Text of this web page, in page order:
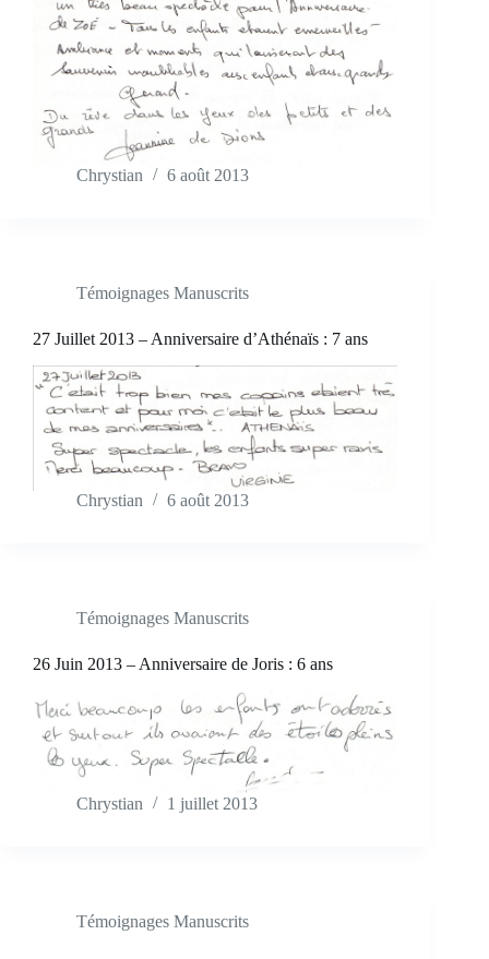
Chrystian 6 août 2013
Témoignages Manuscrits
27 Juillet 2013 – Anniversaire d’Athénaïs : 7 ans
Chrystian 6 août 2013
Témoignages Manuscrits
26 Juin 2013 – Anniversaire de Joris : 6 ans
Chrystian 1 juillet 2013
Témoignages Manuscrits